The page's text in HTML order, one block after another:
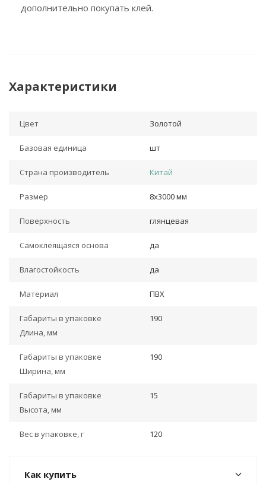
дополнительно покупать клей.
Характеристики
Цвет Золотой
Базовая единица шт
Страна производитель Китай
Размер 8х3000 мм
Поверхность глянцевая
Самоклеящаяся основа да
Влагостойкость да
Материал ПВХ
Габариты в упаковке
Длина, мм
190
Габариты в упаковке
Ширина, мм
190
Габариты в упаковке
Высота, мм
15
Вес в упаковке, г 120
Как купить